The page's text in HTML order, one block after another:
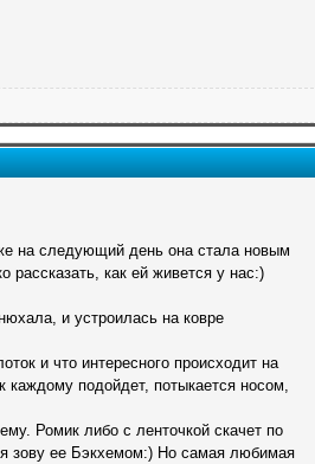
на следующий день она стала новым
как ей живется у нас:)
и устроилась на ковре
и что интересного происходит на
каждому подойдет, потыкается носом,
Ромик либо с ленточкой скачет по
я зову ее Бэкхемом:) Но самая любимая